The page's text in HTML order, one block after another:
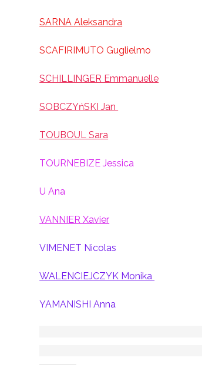
SARNA Aleksandra
SCAFIRIMUTO Guglielmo
SCHILLINGER Emmanuelle
SOBCZYńSKI Jan
TOUBOUL Sara
TOURNEBIZE Jessica
U Ana
VANNIER Xavier
VIMENET Nicolas
WALENCIEJCZYK Monika
YAMANISHI Anna